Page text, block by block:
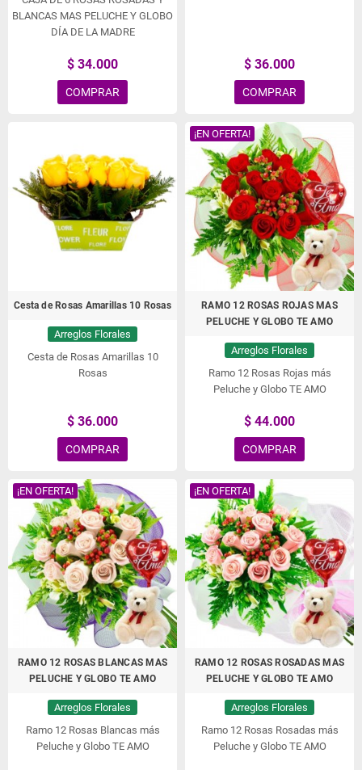
BLANCAS MAS PELUCHE Y GLOBO
DÍA DE LA MADRE
$ 34.000
COMPRAR
$ 36.000
COMPRAR
Cesta de Rosas Amarillas 10 Rosas
Arreglos Florales
Cesta de Rosas Amarillas 10
Rosas
$ 36.000
COMPRAR
¡EN OFERTA!
RAMO 12 ROSAS ROJAS MAS
PELUCHE Y GLOBO TE AMO
Arreglos Florales
Ramo 12 Rosas Rojas más
Peluche y Globo TE AMO
$ 44.000
COMPRAR
¡EN OFERTA!
RAMO 12 ROSAS BLANCAS MAS
PELUCHE Y GLOBO TE AMO
Arreglos Florales
Ramo 12 Rosas Blancas más
Peluche y Globo TE AMO
¡EN OFERTA!
RAMO 12 ROSAS ROSADAS MAS
PELUCHE Y GLOBO TE AMO
Arreglos Florales
Ramo 12 Rosas Rosadas más
Peluche y Globo TE AMO